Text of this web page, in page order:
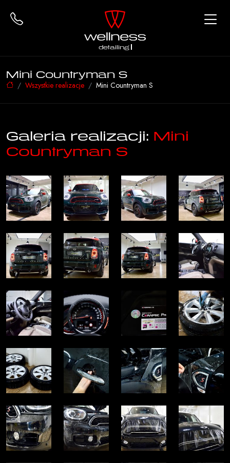
detailing
Mini Countryman S
Wszystkie realizacje Mini Countryman S
Galeria realizacji: Mini
Countryman S